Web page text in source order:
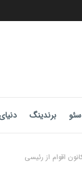
سئو برندینگ